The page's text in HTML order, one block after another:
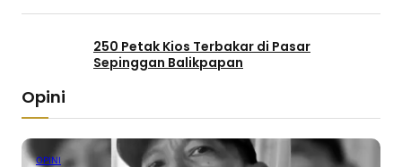
250 Petak Kios Terbakar di Pasar
Sepinggan Balikpapan
Opini
OPINI